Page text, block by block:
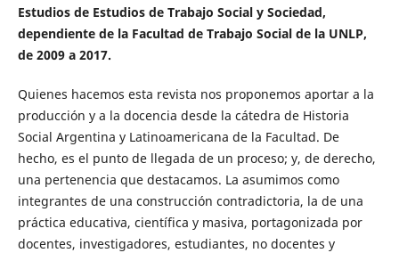
Estudios de Estudios de Trabajo Social y Sociedad,
dependiente de la Facultad de Trabajo Social de la UNLP,
de 2009 a 2017.
Quienes hacemos esta revista nos proponemos aportar a la
producción y a la docencia desde la cátedra de Historia
Social Argentina y Latinoamericana de la Facultad. De
hecho, es el punto de llegada de un proceso; y, de derecho,
una pertenencia que destacamos. La asumimos como
integrantes de una construcción contradictoria, la de una
práctica educativa, científica y masiva, portagonizada por
docentes, investigadores, estudiantes, no docentes y